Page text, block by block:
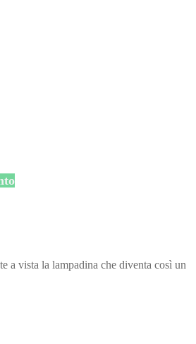
a vista la lampadina che diventa così un